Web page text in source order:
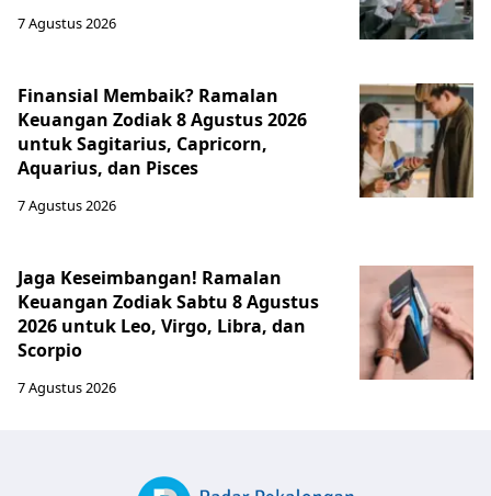
7 Agustus 2026
Finansial Membaik? Ramalan
Keuangan Zodiak 8 Agustus 2026
untuk Sagitarius, Capricorn,
Aquarius, dan Pisces
7 Agustus 2026
Jaga Keseimbangan! Ramalan
Keuangan Zodiak Sabtu 8 Agustus
2026 untuk Leo, Virgo, Libra, dan
Scorpio
7 Agustus 2026